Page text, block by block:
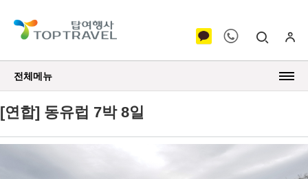
전체메뉴
[연합] 동유럽 7박 8일